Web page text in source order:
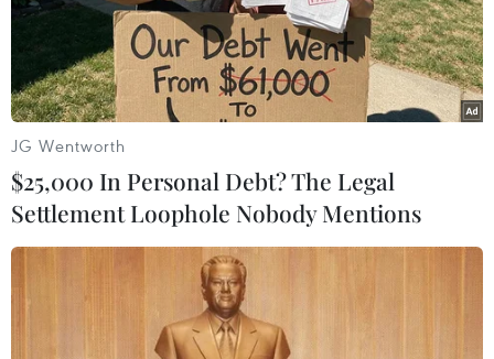
Lợi nhuận ròng mà 5 công ty Shell, Chevron,
ExxonMobil, BP và TotalEnergies đạt được trong năm
2022 đã vượt ngưỡng 150 tỷ USD.
JG Wentworth
$25,000 In Personal Debt? The Legal
Settlement Loophole Nobody Mentions